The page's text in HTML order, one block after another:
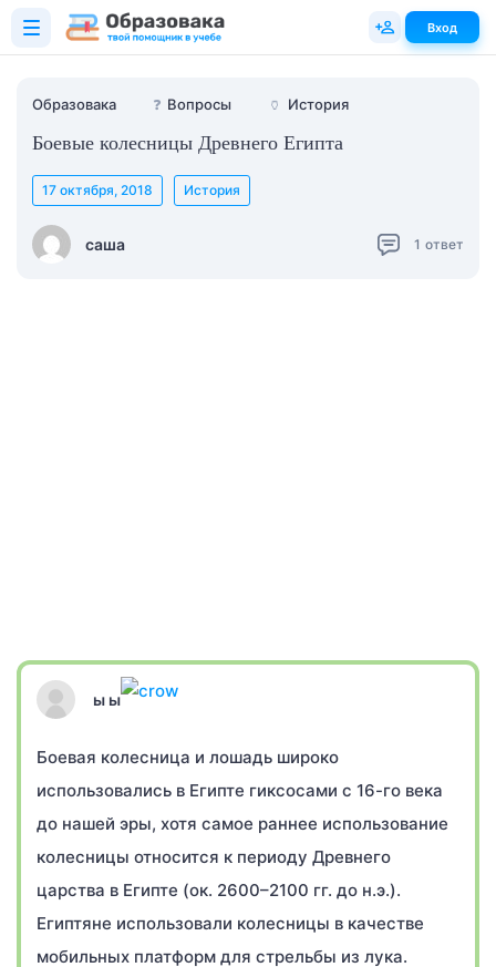
Образовака ❓ Вопросы 🏺 История
Боевые колесницы Древнего Египта
саша
17 октября, 2018 История
1 ответ
ы ы
Боевая колесница и лошадь широко
использовались в Египте гиксосами с 16-го века
до нашей эры, хотя самое раннее использование
колесницы относится к периоду Древнего
царства в Египте (ок. 2600–2100 гг. до н.э.).
Египтяне использовали колесницы в качестве
мобильных платформ для стрельбы из лука.
Вход